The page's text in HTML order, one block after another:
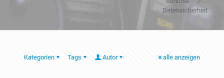
Datensicherheit
Kategorien Tags Autor alle anzeigen